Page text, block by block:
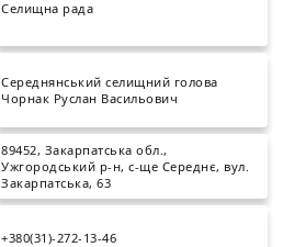
Селищна рада
Середнянський селищний голова
Чорнак Руслан Васильович
89452, Закарпатська обл.,
Ужгородський р-н, с-ще Середнє, вул.
Закарпатська, 63
+380(31)-272-13-46